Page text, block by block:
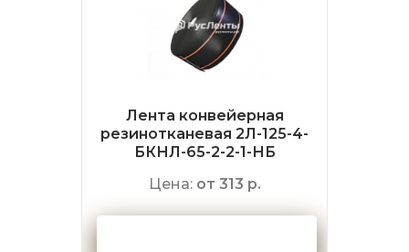
Лента конвейерная
резинотканевая 2Л-125-4-
БКНЛ-65-2-2-1-НБ
Цена: от 313 р.